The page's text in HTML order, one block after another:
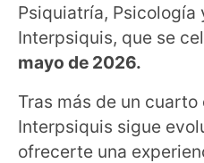
Psiquiatría, Psicología
Interpsiquis, que se
mayo de 2026.
Tras más de un
Interpsiquis sigue
ofrecerte una